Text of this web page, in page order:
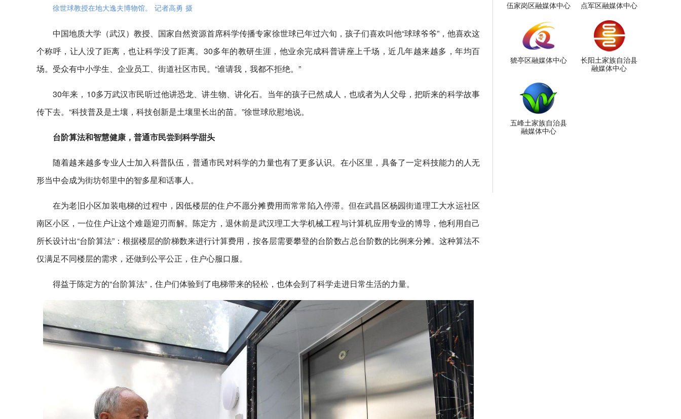
徐世球教授在地大逸夫博物馆。 记者高勇 摄
中国地质大学（武汉）教授、国家自然资源首席科学传播专家徐世球已年过六旬，孩子们喜欢叫他“球球爷爷”，他喜欢这
个称呼，让人没了距离，也让科学没了距离。30多年的教研生涯，他业余完成科普讲座上千场，近几年越来越多，年均百
场。受众有中小学生、企业员工、街道社区市民。“谁请我，我都不拒绝。”
30年来，10多万武汉市民听过他讲恐龙、讲生物、讲化石。当年的孩子已然成人，也或者为人父母，把听来的科学故事
传下去。“科技普及是土壤，科技创新是土壤里长出的苗。”徐世球欣慰地说。
台阶算法和智慧健康，普通市民尝到科学甜头
随着越来越多专业人士加入科普队伍，普通市民对科学的力量也有了更多认识。在小区里，具备了一定科技能力的人无
形当中会成为街坊邻里中的智多星和话事人。
在为老旧小区加装电梯的过程中，因低楼层的住户不愿分摊费用而常常陷入停滞。但在武昌区杨园街道理工大水运社区
南区小区，一位住户让这个难题迎刃而解。陈定方，退休前是武汉理工大学机械工程与计算机应用专业的博导，他利用自己
所长设计出“台阶算法”：根据楼层的阶梯数来进行计算费用，按各层需要攀登的台阶数占总台阶数的比例来分摊。这种算法不
仅满足不同楼层的需求，还做到公平公正，住户心服口服。
得益于陈定方的“台阶算法”，住户们体验到了电梯带来的轻松，也体会到了科学走进日常生活的力量。
伍家岗区融媒体中心 点军区融媒体中心
猇亭区融媒体中心
长阳土家族自治县
融媒体中心
五峰土家族自治县
融媒体中心